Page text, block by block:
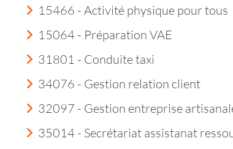
15466 - Activité physique pour tous
15064 - Préparation VAE
31801 - Conduite taxi
34076 - Gestion relation client
32097 - Gestion entreprise
35014 - Secrétariat assistanat